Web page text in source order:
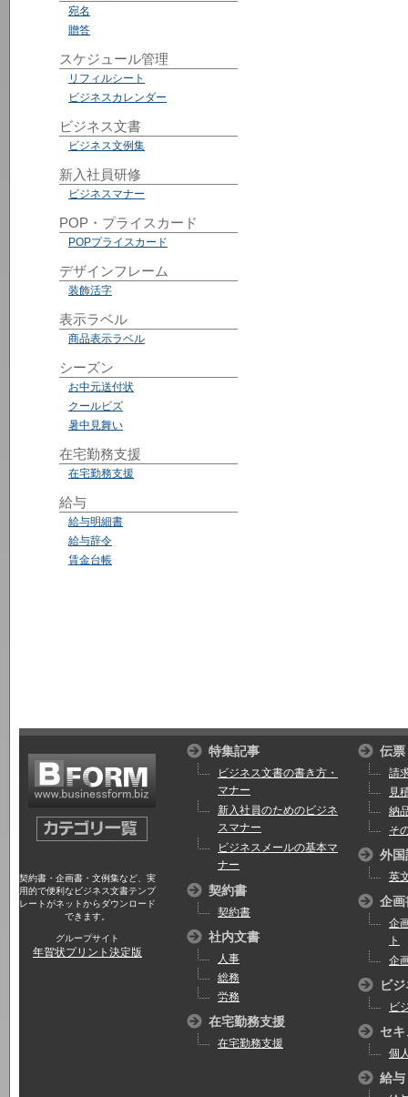
宛名
贈答
スケジュール管理
リフィルシート
ビジネスカレンダー
ビジネス文書
ビジネス文例集
新入社員研修
ビジネスマナー
POP・プライスカード
POPプライスカード
デザインフレーム
装飾活字
表示ラベル
商品表示ラベル
シーズン
お中元送付状
クールビズ
暑中見舞い
在宅勤務支援
在宅勤務支援
給与
給与明細書
給与辞令
賃金台帳
契約書・企画書・文例集など、実
用的で便利なビジネス文書テンプ
レートがネットからダウンロード
できます。
グループサイト
年賀状プリント決定版
特集記事
ビジネス文書の書き方・
マナー
新入社員のためのビジネ
スマナー
ビジネスメールの基本マ
ナー
契約書
契約書
社内文書
人事
総務
労務
在宅勤務支援
在宅勤務支援
伝票
請
見
納
そ
外国
英
企画
企
ト
企
ビ
ビ
セ
個
給与